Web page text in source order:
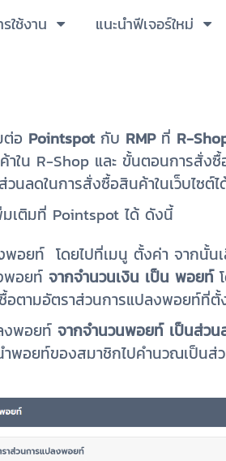
ใช้งาน แนะนำฟีเจอร์ใหม่
ต่อ Pointspotกับ RMPที่ R-
ใน R-Shop และ ขั้นตอนการสั่
นลดในการสั่งซื้อสินค้าในเว็บไซต์ไ
มเติมที่ Pointspot ได้ ดังนี้
พอยท์ โดยไปที่เมนู ตั้งค่า จากนั้
พอยท์ จากจำนวนเงิน เป็น พอยท์
ตามอัตราส่วนการแปลงพอยท์ที่ตั้
พอยท์ จากจำนวนพอยท์ เป็นส่วน
พอยท์ของสมาชิกไปคำนวณเป็นส่